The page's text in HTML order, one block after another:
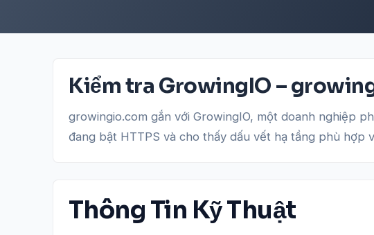
Kiểm tra GrowingIO –
growingio.com gắn với GrowingIO, một doanh nghiệp
đang bật HTTPS và cho thấy dấu vết hạ tầng phù hợp
Thông Tin Kỹ Thuật